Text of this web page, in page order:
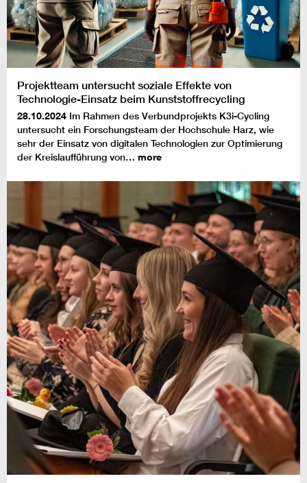
Projektteam untersucht soziale Effekte von
Technologie-Einsatz beim Kunststoffrecycling
28.10.2024 Im Rahmen des Verbundprojekts K3i-Cycling
untersucht ein Forschungsteam der Hochschule Harz, wie
sehr der Einsatz von digitalen Technologien zur Optimierung
der Kreislaufführung von… more